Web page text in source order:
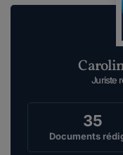
Juriste
35
Documents